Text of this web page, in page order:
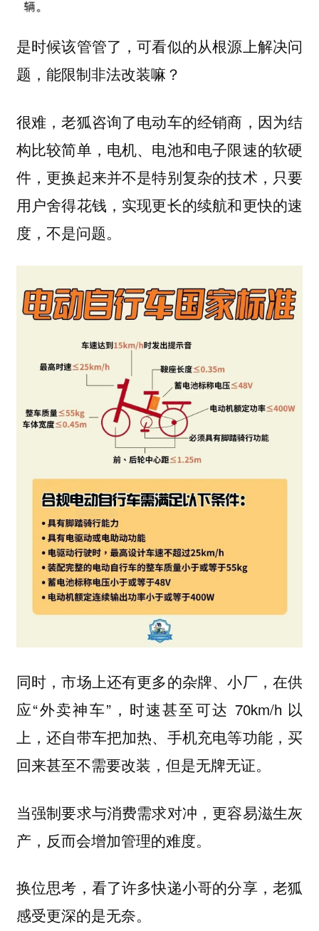
是时候该管管了，可看似的从根源上解决问
题，能限制非法改装嘛？
很难，老狐咨询了电动车的经销商，因为结
构比较简单，电机、电池和电子限速的软硬
件，更换起来并不是特别复杂的技术，只要
用户舍得花钱，实现更长的续航和更快的速
度，不是问题。
同时，市场上还有更多的杂牌、小厂，在供
应“外卖神车”，时速甚至可达 70km/h 以
上，还自带车把加热、手机充电等功能，买
回来甚至不需要改装，但是无牌无证。
当强制要求与消费需求对冲，更容易滋生灰
产，反而会增加管理的难度。
换位思考，看了许多快递小哥的分享，老狐
感受更深的是无奈。